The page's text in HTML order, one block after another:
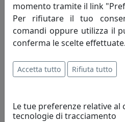
PLAFONIERA COLLEZIONE NAPOLI
Ferroluce
momento tramite il link
Per rifiutare il tuo
comandi oppure utilizza il
conferma le scelte effettuate.
Accetta tutto Rifiuta tutto
Le tue preferenze relative al
tecnologie di tracciamento